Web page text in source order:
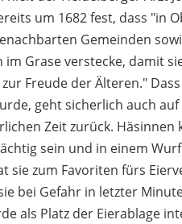
um 1682 fest, dass "in
Gemeinden
Grase verstecke, damit
Freude der Älteren."
geht sicherlich auch
Zeit zurück. Häsinnen
sein und in einem
sie zum Favoriten fürs
bei Gefahr in letzter
als Platz der Eierablage